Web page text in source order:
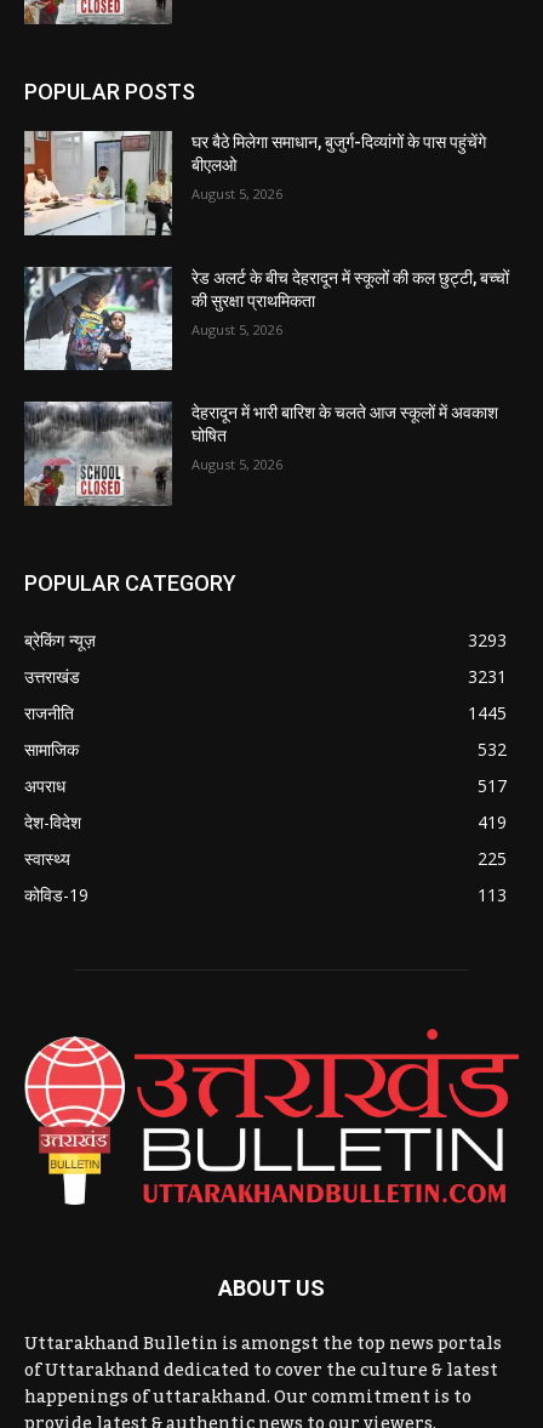
POPULAR POSTS
घर बैठे मिलेगा समाधान, बुजुर्ग-दिव्यांगों के पास पहुंचेंगे
बीएलओ
August 5, 2026
रेड अलर्ट के बीच देहरादून में स्कूलों की कल छुट्टी, बच्चों
की सुरक्षा प्राथमिकता
August 5, 2026
देहरादून में भारी बारिश के चलते आज स्कूलों में अवकाश
घोषित
August 5, 2026
POPULAR CATEGORY
ब्रेकिंग न्यूज़
3293
उत्तराखंड
3231
राजनीति
1445
सामाजिक
532
अपराध
517
देश-विदेश
419
स्वास्थ्य
225
कोविड-19
113
ABOUT US
Uttarakhand Bulletin is amongst the top news portals
of Uttarakhand dedicated to cover the culture & latest
happenings of uttarakhand. Our commitment is to